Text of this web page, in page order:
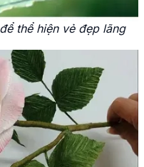
thể hiện vẻ đẹp lãng